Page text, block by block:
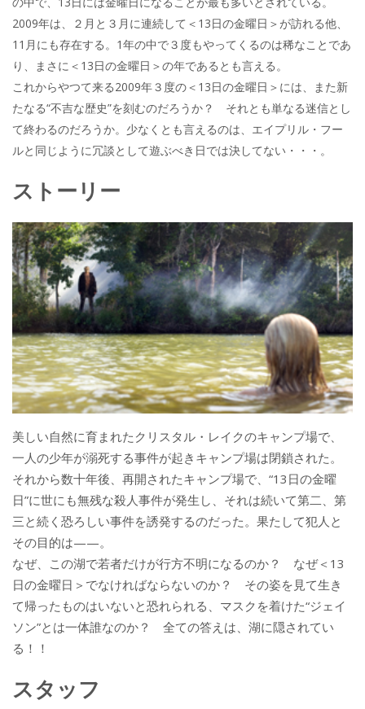
2009年は、２月と３月に連続して＜13日の金曜日＞が訪れる他、
11月にも存在する。1年の中で３度もやってくるのは稀なことであ
り、まさに＜13日の金曜日＞の年であるとも言える。
これからやつて来る2009年３度の＜13日の金曜日＞には、また新
たなる“不吉な歴史”を刻むのだろうか？ それとも単なる迷信とし
て終わるのだろうか。少なくとも言えるのは、エイプリル・フー
ルと同じように冗談として遊ぶべき日では決してない・・・。
ストーリー
美しい自然に育まれたクリスタル・レイクのキャンプ場で、
一人の少年が溺死する事件が起きキャンプ場は閉鎖された。
それから数十年後、再開されたキャンプ場で、“13日の金曜
日”に世にも無残な殺人事件が発生し、それは続いて第二、第
三と続く恐ろしい事件を誘発するのだった。果たして犯人と
その目的は——。
なぜ、この湖で若者だけが行方不明になるのか？ なぜ＜13
日の金曜日＞でなければならないのか？ その姿を見て生き
て帰ったものはいないと恐れられる、マスクを着けた“ジェイ
ソン”とは一体誰なのか？ 全ての答えは、湖に隠されてい
る！！
スタッフ